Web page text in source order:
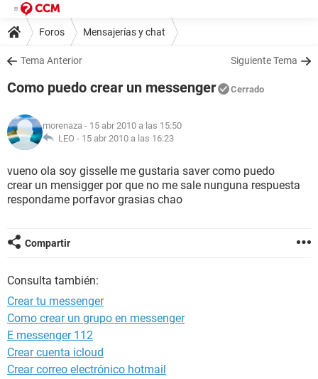
Foros Mensajerías y chat
Tema Anterior Siguiente Tema
Como puedo crear un messenger Cerrado
morenaza - 15 abr 2010 a las 15:50
LEO - 15 abr 2010 a las 16:23
vueno ola soy gisselle me gustaria saver como puedo
crear un mensigger por que no me sale nunguna respuesta
respondame porfavor grasias chao
Compartir
Consulta también:
Crear tu messenger
Como crear un grupo en messenger
E messenger 112
Crear cuenta icloud
Crear correo electrónico hotmail